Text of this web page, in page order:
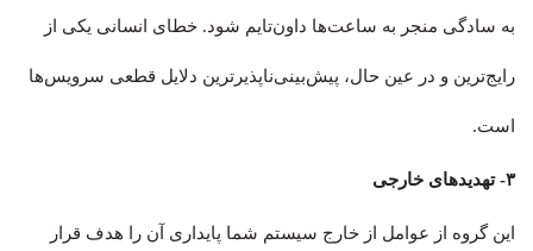
به سادگی منجر به ساعت‌ها داون‌تایم شود. خطای انسانی یکی از
رایج‌ترین و در عین حال، پیش‌بینی‌ناپذیرترین دلایل قطعی سرویس‌ها
است.
۳- تهدیدهای خارجی
این گروه از عوامل از خارج سیستم شما پایداری آن را هدف قرار